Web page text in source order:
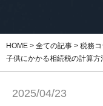
HOME > 全ての記事 > 税務コ
子供にかかる相続税の計算
2025/04/23